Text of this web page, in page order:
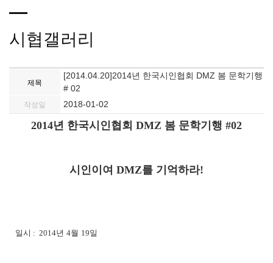
시협갤러리
제목
[2014.04.20]2014년 한국시인협회 DMZ 봄 문학기행
# 02
작성일 2018-01-02
2014년 한국시인협회 DMZ 봄 문학기행 #02
시인이여 DMZ를 기억하라!
일시 : 2014년 4월 19일